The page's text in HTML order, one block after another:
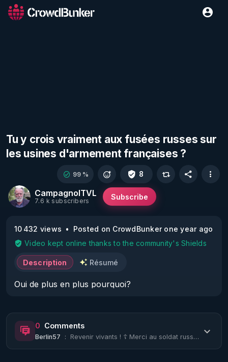
Tu y crois vraiment aux fusées russes sur
les usines d'armement françaises ?
CampagnolTVL
7.6 k subscribers Subscribe
99 % 8
10 432 views
Posted on CrowdBunker one year ago
Video kept online thanks to the community's Shields
Description Résumé
Oui de plus en plus pourquoi?
0 Comments
Berlin57 : Revenir vivants ! ☦ Merci au soldat russe ! https://youtu.be/fyQ5_mS9l0Y ☦Надежд...